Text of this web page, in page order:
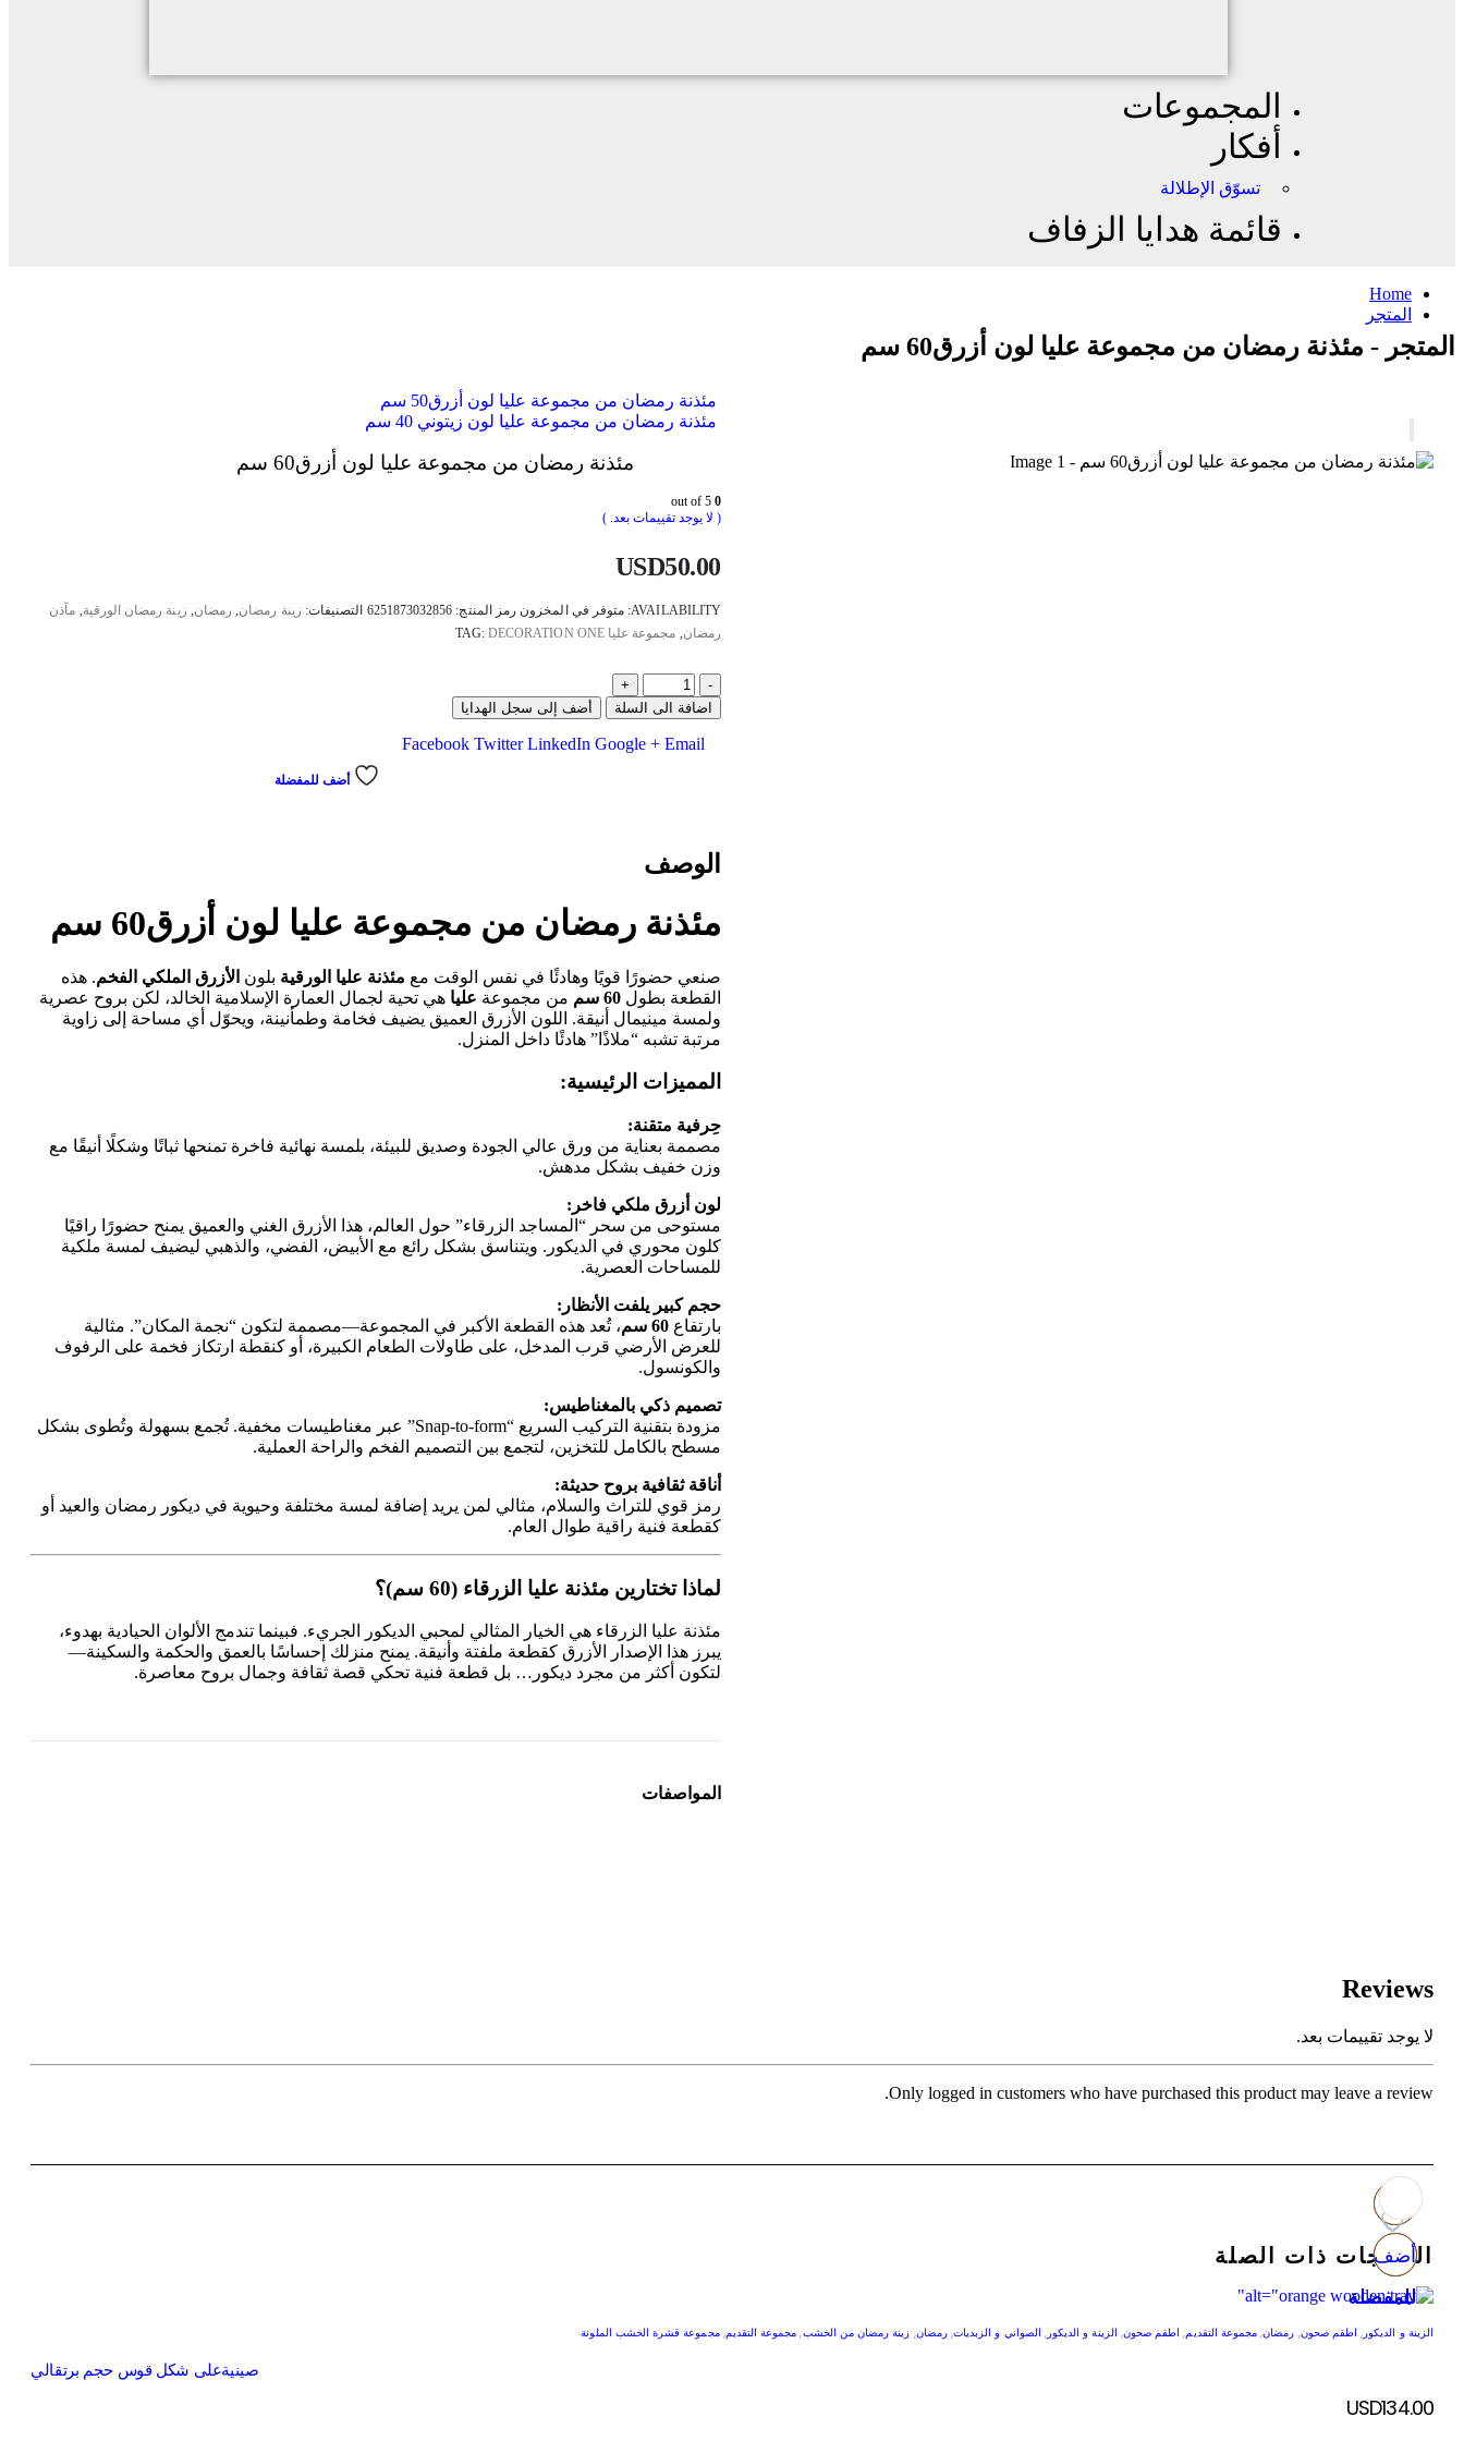
المجموعات
أفكار
تسوّق الإطلالة
قائمة هدايا الزفاف
Home
المتجر
المتجر - مئذنة رمضان من مجموعة عليا لون أزرق60 سم
مئذنة رمضان من مجموعة عليا لون أزرق50 سم
مئذنة رمضان من مجموعة عليا لون زيتوني 40 سم
مئذنة رمضان من مجموعة عليا لون أزرق60 سم
0
( لا يوجد تقييمات بعد. )
USD50.00
AVAILABILITY: متوفر في المخزون رمز المنتج: 6251873032856 التصنيفات: زينة رمضان رمضان زينة رمضان الورقية مآذن
رمضان مجموعة عليا TAG: DECORATION ONE
-
+
اضافة الى السلة
أضف إلى سجل الهدايا
Facebook Twitter LinkedIn Google + Email
أضف للمفضلة
الوصف
مئذنة رمضان من مجموعة عليا لون أزرق60 سم
صنعي حضورًا قويًا وهادئًا في نفس الوقت مع مئذنة عليا الورقية بلون الأزرق الملكي الفخم. هذه
القطعة بطول 60 سم من مجموعة عليا هي تحية لجمال العمارة الإسلامية الخالد، لكن بروح عصرية
ولمسة مينيمال أنيقة. اللون الأزرق العميق يضيف فخامة وطمأنينة، ويحوّل أي مساحة إلى زاوية
مرتبة تشبه “ملاذًا” هادئًا داخل المنزل.
المميزات الرئيسية:
حِرفية متقنة:
مصممة بعناية من ورق عالي الجودة وصديق للبيئة، بلمسة نهائية فاخرة تمنحها ثباتًا وشكلًا أنيقًا مع
وزن خفيف بشكل مدهش.
لون أزرق ملكي فاخر:
مستوحى من سحر “المساجد الزرقاء” حول العالم، هذا الأزرق الغني والعميق يمنح حضورًا راقيًا
كلون محوري في الديكور. ويتناسق بشكل رائع مع الأبيض، الفضي، والذهبي ليضيف لمسة ملكية
للمساحات العصرية.
حجم كبير يلفت الأنظار:
بارتفاع 60 سم
، تُعد هذه القطعة الأكبر في المجموعة—مصممة لتكون “نجمة المكان”. مثالية
للعرض الأرضي قرب المدخل، على طاولات الطعام الكبيرة، أو كنقطة ارتكاز فخمة على الرفوف
والكونسول.
تصميم ذكي بالمغناطيس:
مزودة بتقنية التركيب السريع “Snap-to-form” عبر مغناطيسات مخفية. تُجمع بسهولة وتُطوى بشكل
مسطح بالكامل للتخزين، لتجمع بين التصميم الفخم والراحة العملية.
أناقة ثقافية بروح حديثة:
رمز قوي للتراث والسلام، مثالي لمن يريد إضافة لمسة مختلفة وحيوية في ديكور رمضان والعيد أو
كقطعة فنية راقية طوال العام.
لماذا تختارين مئذنة عليا الزرقاء (60 سم)؟
مئذنة عليا الزرقاء هي الخيار المثالي لمحبي الديكور الجريء. فبينما تندمج الألوان الحيادية بهدوء،
يبرز هذا الإصدار الأزرق كقطعة ملفتة وأنيقة. يمنح منزلك إحساسًا بالعمق والحكمة والسكينة—
لتكون أكثر من مجرد ديكور… بل قطعة فنية تحكي قصة ثقافة وجمال بروح معاصرة.
المواصفات
Reviews
لا يوجد تقييمات بعد.
Only logged in customers who have purchased this product may leave a review.
المنتجات ذات الصلة
أضف
للمفضلة
الزينة و الديكور, اطقم صحون, رمضان, مجموعة التقديم, اطقم صحون, الزينة و الديكور, الصواني و الزبديات,رمضان, زينة رمضان من الخشب, مجموعة التقديم,مجموعة قشرة الخشب الملونة
صينيةعلى شكل قوس حجم برتقالي
USD134.00
أضف
للمفضلة
أضف
للمفضلة
أضف
للمفضلة